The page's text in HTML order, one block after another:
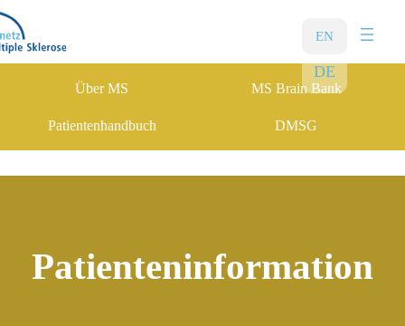
Zum
Inhalt
springen
Über MS MS Brain Bank
Patientenhandbuch DMSG
Patienten­information
EN
DE